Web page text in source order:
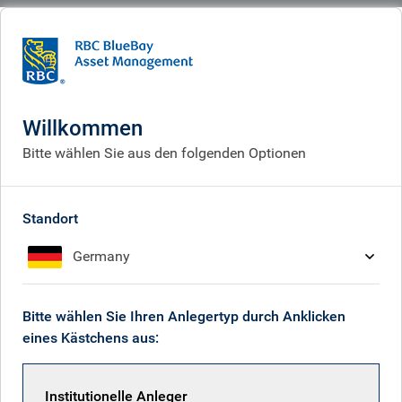
What we do
Grundsätze & Berichte
Willkommen
Bitte wählen Sie aus den folgenden Optionen
Standort
Germany
Bitte wählen Sie Ihren Anlegertyp durch Anklicken
eines Kästchens aus:
Institutionelle Anleger